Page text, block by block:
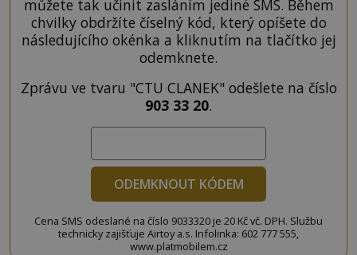
můžete tak učinit zasláním jediné SMS. Během
chvilky obdržíte číselný kód, který opíšete do
následujícího okénka a kliknutím na tlačítko jej
odemknete.
Zprávu ve tvaru "CTU CLANEK" odešlete na číslo
903 33 20.
ODEMKNOUT KÓDEM
Cena SMS odeslané na číslo 9033320 je 20 Kč vč. DPH. Službu
technicky zajišťuje Airtoy a.s. Infolinka: 602 777 555,
www.platmobilem.cz